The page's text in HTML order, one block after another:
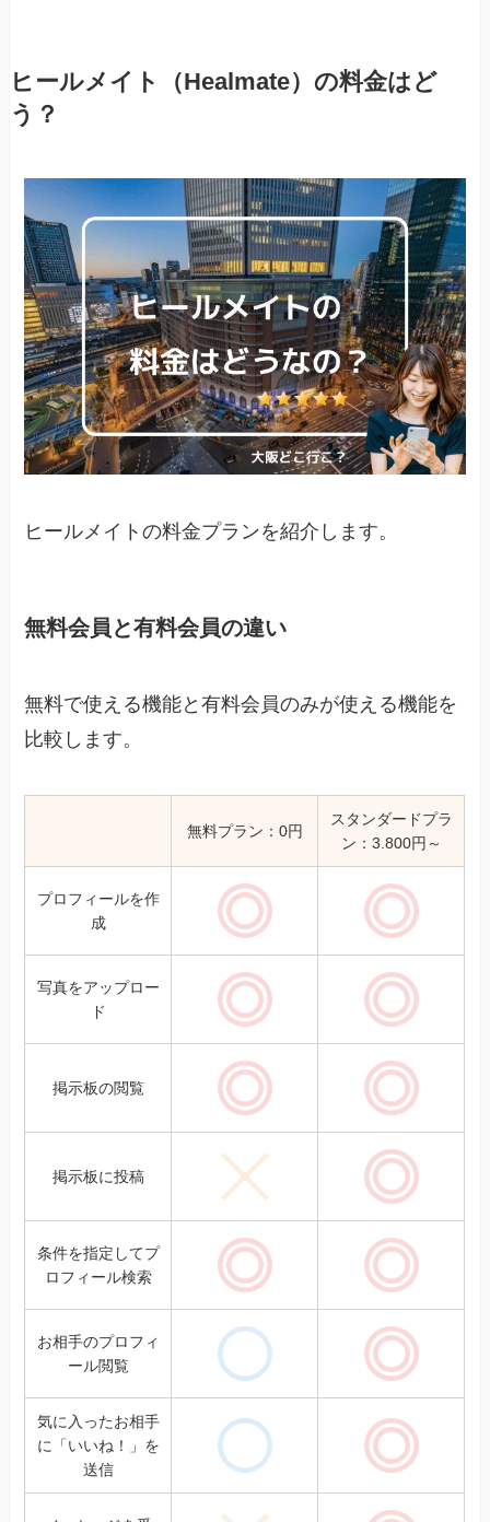
ヒールメイト（Healmate）の料金はど
う？
ヒールメイトの料金プランを紹介します。
無料会員と有料会員の違い
無料で使える機能と有料会員のみが使える機能を
比較します。
無料プラン：0円
スタンダードプラ
ン：3.800円～
プロフィールを作
成
あり あり
写真をアップロー
ド
あり あり
掲示板の閲覧 あり あり
掲示板に投稿 できない あり
条件を指定してプ
ロフィール検索
あり あり
お相手のプロフィ
ール閲覧
あり
気に入ったお相手
に「いいね！」を
送信
あり